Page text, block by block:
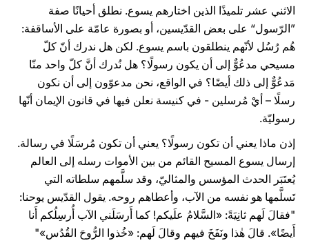
الاثني عشر تلميذًا الذين اختارهم يسوع. نطلق أحيانًا صفة
”الرّسول“ على بعض القدّيسين، أو بصورة عامّة على الأساقفة:
هُم رُسُل لأنّهم ينطلقون باسم يسوع. لكن هل ندرك أنّ كلّ
مسيحي مدعُوٌّ إلى أن يكون رسولًا؟ هل نُدرك أنَّ كلّ واحد منّا
مَدعُوٌّ إلى ذلك أيضًا؟ في الواقع، نحن مدعوّون إلى أن نكون
رسلًا – أيْ مُرسلين - في كنيسة نعلن فيها في قانون الإيمان أنّها
رسوليّة.
إذن ماذا يعني أن تكون رسولًا؟ يعني أن تكون مُرسَلًا في رسالة.
إرسال يسوع المسيح القائم من بين الأموات رسله إلى العالم
يُعتَبَر الحدث المؤسس والمثاليّ، وقد سلَّمهم سلطاته التي
تَسلَّمها هو نفسه من الآب، وأعطاهم روحه. يقول القدّيس يوحنا:
"فقالَ لَهم ثانِيَةً: «السَّلامُ علَيكم! كما أَرسَلَني الآب أُرسِلُكم أَنا
أَيضًا». قالَ هٰذا ونَفَخَ فيهم وقالَ لَهم: «خُذوا الرُّوحَ القُدُس»"